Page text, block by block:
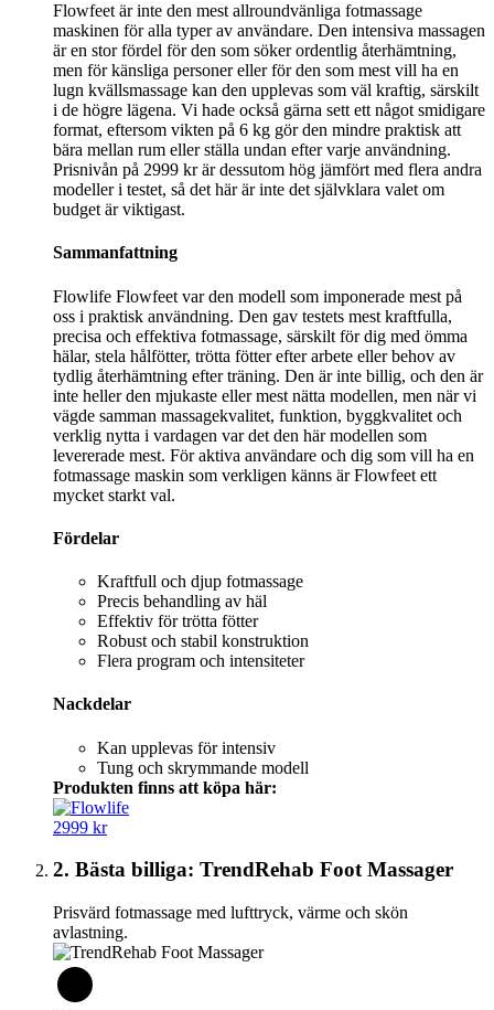
Flowfeet är inte den mest allroundvänliga fotmassage
maskinen för alla typer av användare. Den intensiva massagen
är en stor fördel för den som söker ordentlig återhämtning,
men för känsliga personer eller för den som mest vill ha en
lugn kvällsmassage kan den upplevas som väl kraftig, särskilt
i de högre lägena. Vi hade också gärna sett ett något smidigare
format, eftersom vikten på 6 kg gör den mindre praktisk att
bära mellan rum eller ställa undan efter varje användning.
Prisnivån på 2999 kr är dessutom hög jämfört med flera andra
modeller i testet, så det här är inte det självklara valet om
budget är viktigast.
Sammanfattning
Flowlife Flowfeet var den modell som imponerade mest på
oss i praktisk användning. Den gav testets mest kraftfulla,
precisa och effektiva fotmassage, särskilt för dig med ömma
hälar, stela hålfötter, trötta fötter efter arbete eller behov av
tydlig återhämtning efter träning. Den är inte billig, och den är
inte heller den mjukaste eller mest nätta modellen, men när vi
vägde samman massagekvalitet, funktion, byggkvalitet och
verklig nytta i vardagen var det den här modellen som
levererade mest. För aktiva användare och dig som vill ha en
fotmassage maskin som verkligen känns är Flowfeet ett
mycket starkt val.
Fördelar
Kraftfull och djup fotmassage
Precis behandling av häl
Effektiv för trötta fötter
Robust och stabil konstruktion
Flera program och intensiteter
Nackdelar
Kan upplevas för intensiv
Tung och skrymmande modell
Produkten finns att köpa här:
2999 kr
2. Bästa billiga: TrendRehab Foot Massager
Prisvärd fotmassage med lufttryck, värme och skön
avlastning.